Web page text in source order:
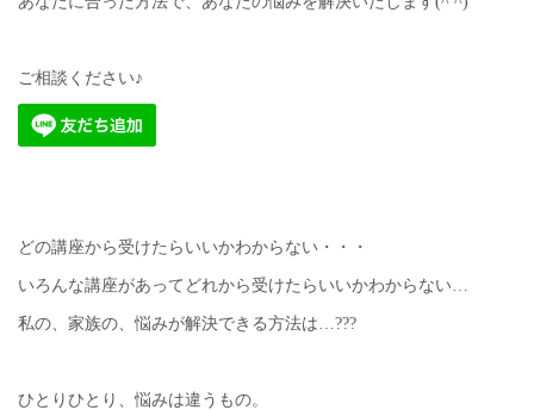
ご相談ください♪
どの講座から受けたらいいかわからない・・・
いろんな講座があってどれから受けたらいいかわからない…
私の、家族の、悩みが解決できる方法は…???
ひとりひとり、悩みは違うもの。